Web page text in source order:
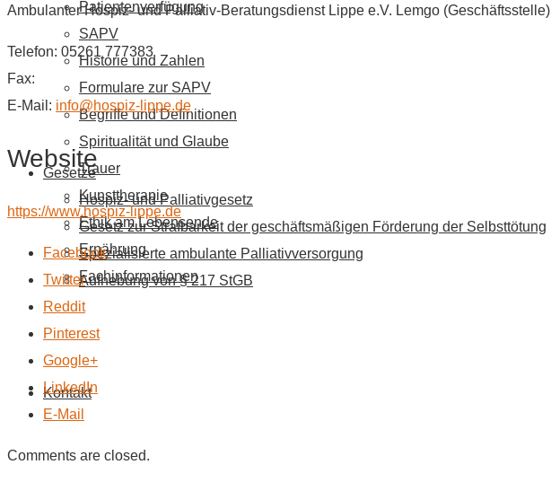
Patientenverfügung
SAPV
Historie und Zahlen
Formulare zur SAPV
Begriffe und Definitionen
Spiritualität und Glaube
Trauer
Kunsttherapie
Ethik am Lebensende
Ernährung
Fachinformationen
Gesetze
Hospiz- und Palliativgesetz
Gesetz zur Strafbarkeit der geschäftsmäßigen Förderung der Selbsttötung
Spezialisierte ambulante Palliativversorgung
Aufhebung von § 217 StGB
Kontakt
Ambulanter Hospiz- und Palliativ-Beratungsdienst Lippe e.V. Lemgo (Geschäftsstelle)
Telefon: 05261 777383
Fax:
E-Mail: info@hospiz-lippe.de
Website
https://www.hospiz-lippe.de
Facebook
Twitter
Reddit
Pinterest
Google+
LinkedIn
E-Mail
Comments are closed.